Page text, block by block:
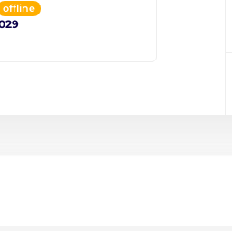
offline